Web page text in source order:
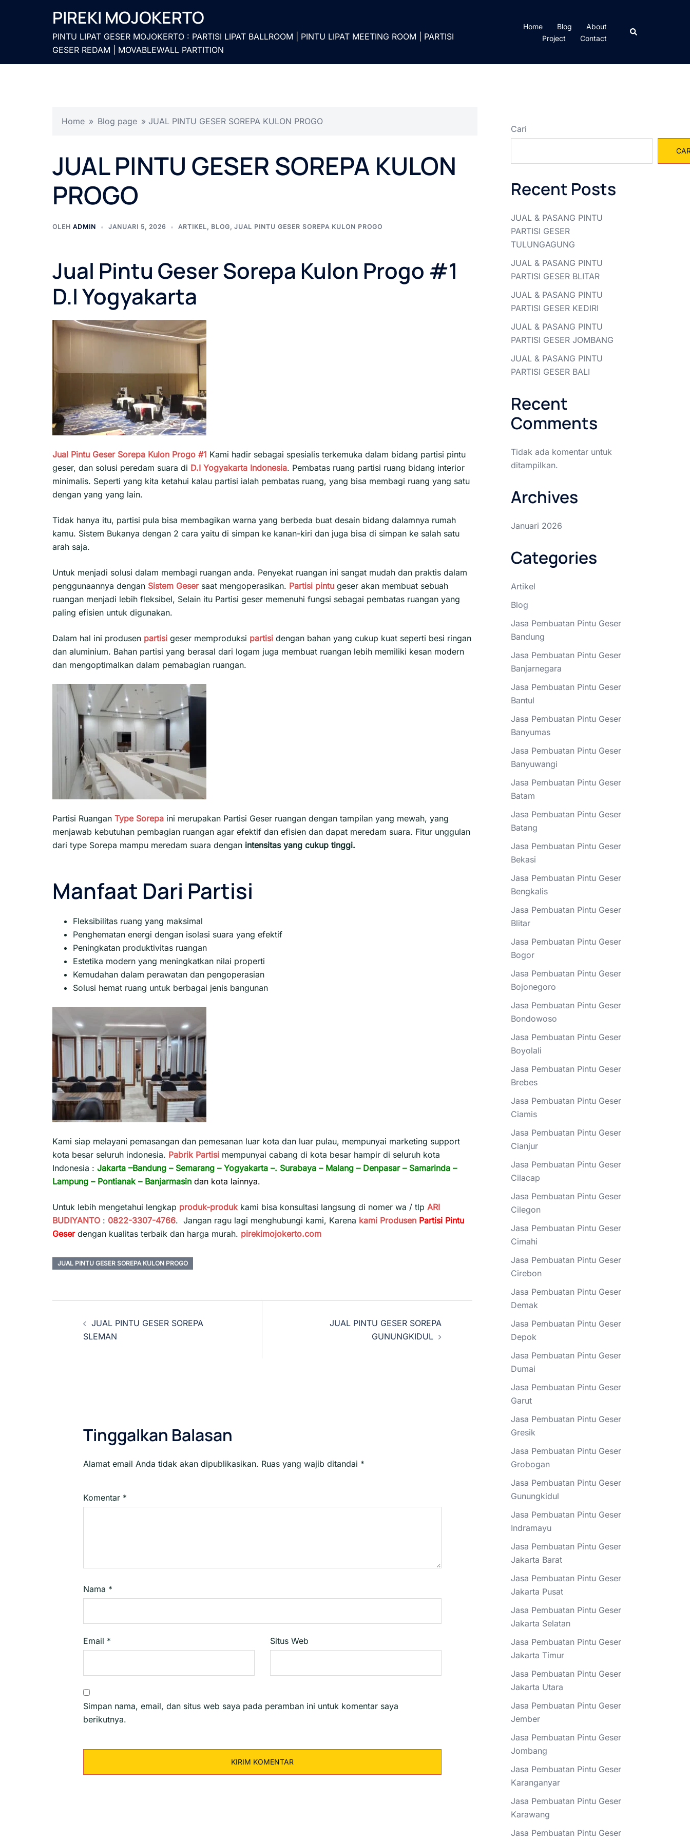
PIREKI MOJOKERTO
PINTU LIPAT GESER MOJOKERTO : PARTISI LIPAT BALLROOM | PINTU LIPAT MEETING ROOM | PARTISI
GESER REDAM | MOVABLEWALL PARTITION
Home Blog
About
Project
Contact
Cari
Home » Blog page » JUAL PINTU GESER SOREPA KULON PROGO
JUAL PINTU GESER SOREPA KULON
PROGO
OLEH ADMIN JANUARI 5, 2026 ARTIKEL, BLOG, JUAL PINTU GESER SOREPA KULON PROGO
Jual Pintu Geser Sorepa Kulon Progo #1
D.I Yogyakarta
Jual Pintu Geser Sorepa Kulon Progo #1 Kami hadir sebagai spesialis terkemuka dalam bidang partisi pintu
geser, dan solusi peredam suara di D.I Yogyakarta Indonesia. Pembatas ruang partisi ruang bidang interior
minimalis. Seperti yang kita ketahui kalau partisi ialah pembatas ruang, yang bisa membagi ruang yang satu
dengan yang yang lain.
Tidak hanya itu, partisi pula bisa membagikan warna yang berbeda buat desain bidang dalamnya rumah
kamu. Sistem Bukanya dengan 2 cara yaitu di simpan ke kanan-kiri dan juga bisa di simpan ke salah satu
arah saja.
Untuk menjadi solusi dalam membagi ruangan anda. Penyekat ruangan ini sangat mudah dan praktis dalam
penggunaannya dengan Sistem Gesersaat mengoperasikan. Partisi pintu geser akan membuat sebuah
ruangan menjadi lebih fleksibel, Selain itu Partisi geser memenuhi fungsi sebagai pembatas ruangan yang
paling efisien untuk digunakan.
Dalam hal ini produsen partisi geser memproduksi partisi dengan bahan yang cukup kuat seperti besi ringan
dan aluminium. Bahan partisi yang berasal dari logam juga membuat ruangan lebih memiliki kesan modern
dan mengoptimalkan dalam pemabagian ruangan.
Partisi Ruangan Type Sorepa ini merupakan Partisi Geser ruangan dengan tampilan yang mewah, yang
menjawab kebutuhan pembagian ruangan agar efektif dan efisien dan dapat meredam suara. Fitur unggulan
dari type Sorepa mampu meredam suara dengan intensitas yang cukup tinggi.
Manfaat Dari Partisi
Fleksibilitas ruang yang maksimal
Penghematan energi dengan isolasi suara yang efektif
Peningkatan produktivitas ruangan
Estetika modern yang meningkatkan nilai properti
Kemudahan dalam perawatan dan pengoperasian
Solusi hemat ruang untuk berbagai jenis bangunan
Kami siap melayani pemasangan dan pemesanan luar kota dan luar pulau, mempunyai marketing support
kota besar seluruh indonesia. Pabrik Partisi mempunyai cabang di kota besar hampir di seluruh kota
Indonesia : Jakarta –Bandung – Semarang – Yogyakarta –. Surabaya – Malang – Denpasar– Samarinda –
Lampung – Pontianak – Banjarmasin dan kota lainnya.
Untuk lebih mengetahui lengkap produk-produk kami bisa konsultasi langsung di nomer wa / tlp ARI
BUDIYANTO : 0822-3307-4766. Jangan ragu lagi menghubungi kami, Karena kami Produsen Partisi Pintu
Geser dengan kualitas terbaik dan harga murah. pirekimojokerto.com
JUAL PINTU GESER SOREPA KULON PROGO
Navigasi
Tulisan
JUAL PINTU GESER SOREPA
SLEMAN
JUAL PINTU GESER SOREPA
GUNUNGKIDUL
Tinggalkan Balasan
Alamat email Anda tidak akan dipublikasikan. Ruas yang wajib ditandai *
Komentar *
Nama *
Email * Situs Web
Simpan nama, email, dan situs web saya pada peramban ini untuk komentar saya
berikutnya.
Cari
Recent Posts
JUAL & PASANG PINTU
PARTISI GESER
TULUNGAGUNG
JUAL & PASANG PINTU
PARTISI GESER BLITAR
JUAL & PASANG PINTU
PARTISI GESER KEDIRI
JUAL & PASANG PINTU
PARTISI GESER JOMBANG
JUAL & PASANG PINTU
PARTISI GESER BALI
Recent
Comments
Tidak ada komentar untuk
ditampilkan.
Archives
Januari 2026
Categories
Artikel
Blog
Jasa Pembuatan Pintu Geser
Bandung
Jasa Pembuatan Pintu Geser
Banjarnegara
Jasa Pembuatan Pintu Geser
Bantul
Jasa Pembuatan Pintu Geser
Banyumas
Jasa Pembuatan Pintu Geser
Banyuwangi
Jasa Pembuatan Pintu Geser
Batam
Jasa Pembuatan Pintu Geser
Batang
Jasa Pembuatan Pintu Geser
Bekasi
Jasa Pembuatan Pintu Geser
Bengkalis
Jasa Pembuatan Pintu Geser
Blitar
Jasa Pembuatan Pintu Geser
Bogor
Jasa Pembuatan Pintu Geser
Bojonegoro
Jasa Pembuatan Pintu Geser
Bondowoso
Jasa Pembuatan Pintu Geser
Boyolali
Jasa Pembuatan Pintu Geser
Brebes
Jasa Pembuatan Pintu Geser
Ciamis
Jasa Pembuatan Pintu Geser
Cianjur
Jasa Pembuatan Pintu Geser
Cilacap
Jasa Pembuatan Pintu Geser
Cilegon
Jasa Pembuatan Pintu Geser
Cimahi
Jasa Pembuatan Pintu Geser
Cirebon
Jasa Pembuatan Pintu Geser
Demak
Jasa Pembuatan Pintu Geser
Depok
Jasa Pembuatan Pintu Geser
Dumai
Jasa Pembuatan Pintu Geser
Garut
Jasa Pembuatan Pintu Geser
Gresik
Jasa Pembuatan Pintu Geser
Grobogan
Jasa Pembuatan Pintu Geser
Gunungkidul
Jasa Pembuatan Pintu Geser
Indramayu
Jasa Pembuatan Pintu Geser
Jakarta Barat
Jasa Pembuatan Pintu Geser
Jakarta Pusat
Jasa Pembuatan Pintu Geser
Jakarta Selatan
Jasa Pembuatan Pintu Geser
Jakarta Timur
Jasa Pembuatan Pintu Geser
Jakarta Utara
Jasa Pembuatan Pintu Geser
Jember
Jasa Pembuatan Pintu Geser
Jombang
Jasa Pembuatan Pintu Geser
Karanganyar
Jasa Pembuatan Pintu Geser
Karawang
Jasa Pembuatan Pintu Geser